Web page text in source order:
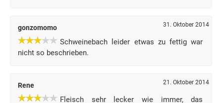
gonzomomo 31. Oktober 2014
Schweinebach leider etwas zu fettig war
nicht so beschrieben.
Rene 21. Oktober 2014
Fleisch sehr lecker wie immer, das